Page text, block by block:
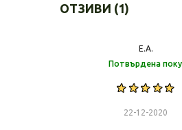
ОТЗИВИ (1)
Е.А.
Потвърдена
22-12-2020